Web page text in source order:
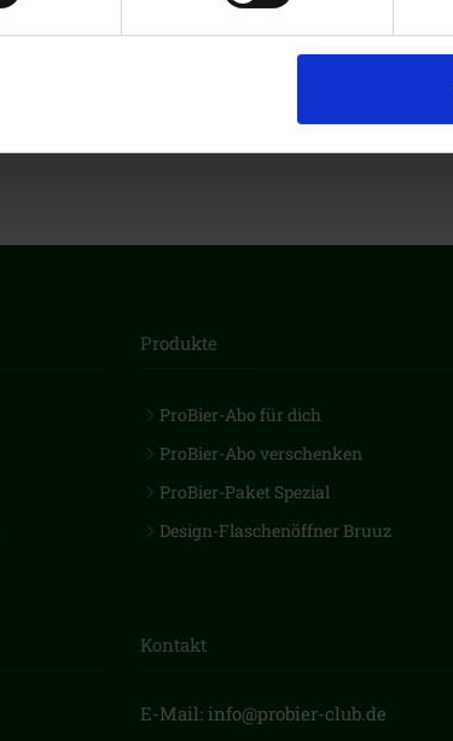
Produkte
ProBier-Abo für dich
ProBier-Abo verschenken
ProBier-Paket Spezial
Design-Flaschenöffner Bruuz
Kontakt
E-Mail: info@probier-club.de